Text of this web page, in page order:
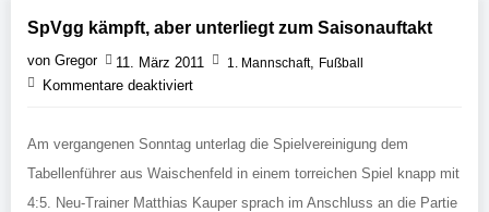
SpVgg kämpft, aber unterliegt zum Saisonauftakt
von Gregor 11. März 2011 1. Mannschaft, Fußball
Kommentare deaktiviert
Am vergangenen Sonntag unterlag die Spielvereinigung dem
Tabellenführer aus Waischenfeld in einem torreichen Spiel knapp mit
4:5. Neu-Trainer Matthias Kauper sprach im Anschluss an die Partie